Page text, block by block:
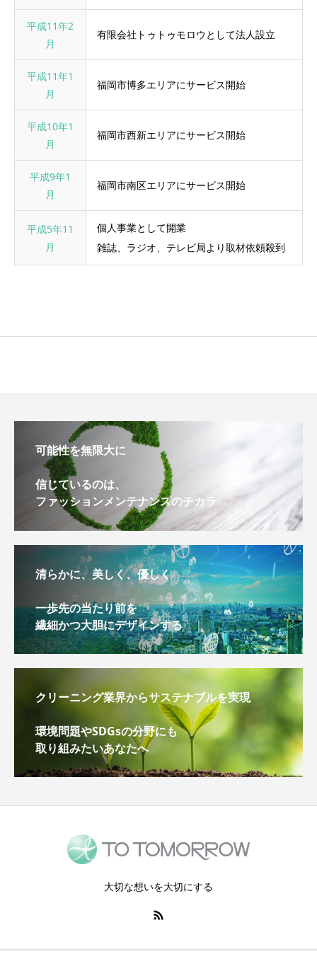
平成11年2
月
有限会社トゥトゥモロウとして法人設立
平成11年1
月
福岡市博多エリアにサービス開始
平成10年1
月
福岡市西新エリアにサービス開始
平成9年1
月
福岡市南区エリアにサービス開始
平成5年11
月
個人事業として開業
雑誌、ラジオ、テレビ局より取材依頼殺到
可能性を無限大に
信じているのは、
ファッションメンテナンスのチカラ
清らかに、美しく、優しく
一歩先の当たり前を
繊細かつ大胆にデザインする
クリーニング業界からサステナブルを実現
環境問題やSDGsの分野にも
取り組みたいあなたへ
大切な想いを大切にする